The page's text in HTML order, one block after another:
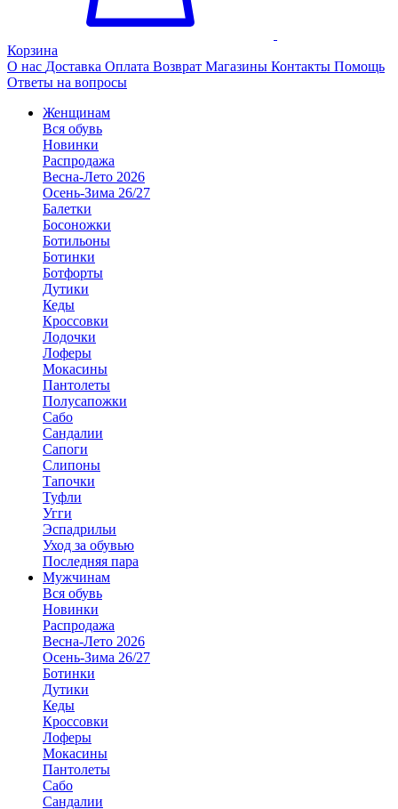
Корзина
О нас Доставка Оплата Возврат Магазины Контакты Помощь
Ответы на вопросы
Женщинам
Вся обувь
Новинки
Распродажа
Весна-Лето 2026
Осень-Зима 26/27
Балетки
Босоножки
Ботильоны
Ботинки
Ботфорты
Дутики
Кеды
Кроссовки
Лодочки
Лоферы
Мокасины
Пантолеты
Полусапожки
Сабо
Сандалии
Сапоги
Слипоны
Тапочки
Туфли
Угги
Эспадрильи
Уход за обувью
Последняя пара
Мужчинам
Вся обувь
Новинки
Распродажа
Весна-Лето 2026
Осень-Зима 26/27
Ботинки
Дутики
Кеды
Кроссовки
Лоферы
Мокасины
Пантолеты
Сабо
Сандалии